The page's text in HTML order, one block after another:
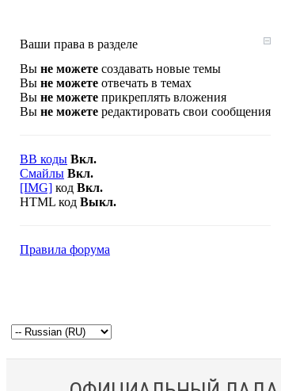
Ваши права в разделе
Вы не можете создавать новые темы
Вы не можете отвечать в темах
Вы не можете прикреплять вложения
Вы не можете редактировать свои сообщения
BB коды Вкл.
Смайлы Вкл.
[IMG] код Вкл.
HTML код Выкл.
Правила форума